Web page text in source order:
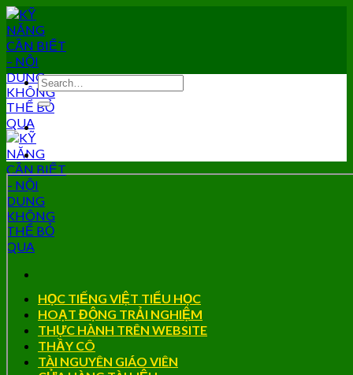
Skip
to
content
HỌC TIẾNG VIỆT TIỂU HỌC
HOẠT ĐỘNG TRẢI NGHIỆM
THỰC HÀNH TRÊN WEBSITE
THẦY CÔ
TÀI NGUYÊN GIÁO VIÊN